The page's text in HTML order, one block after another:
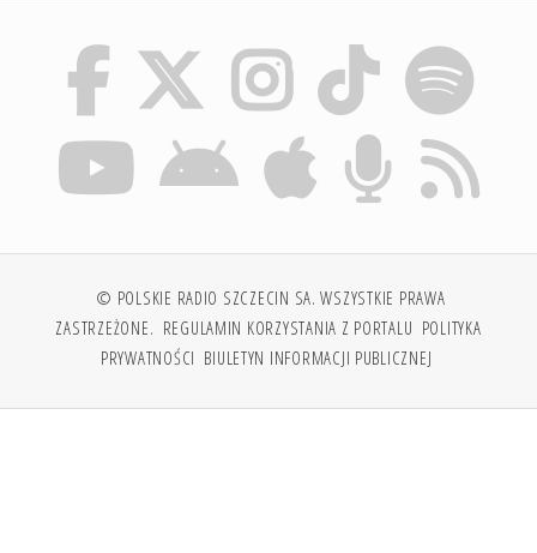
© POLSKIE RADIO SZCZECIN SA. WSZYSTKIE PRAWA
ZASTRZEŻONE. REGULAMIN KORZYSTANIA Z PORTALU POLITYKA
PRYWATNOŚCI BIULETYN INFORMACJI PUBLICZNEJ